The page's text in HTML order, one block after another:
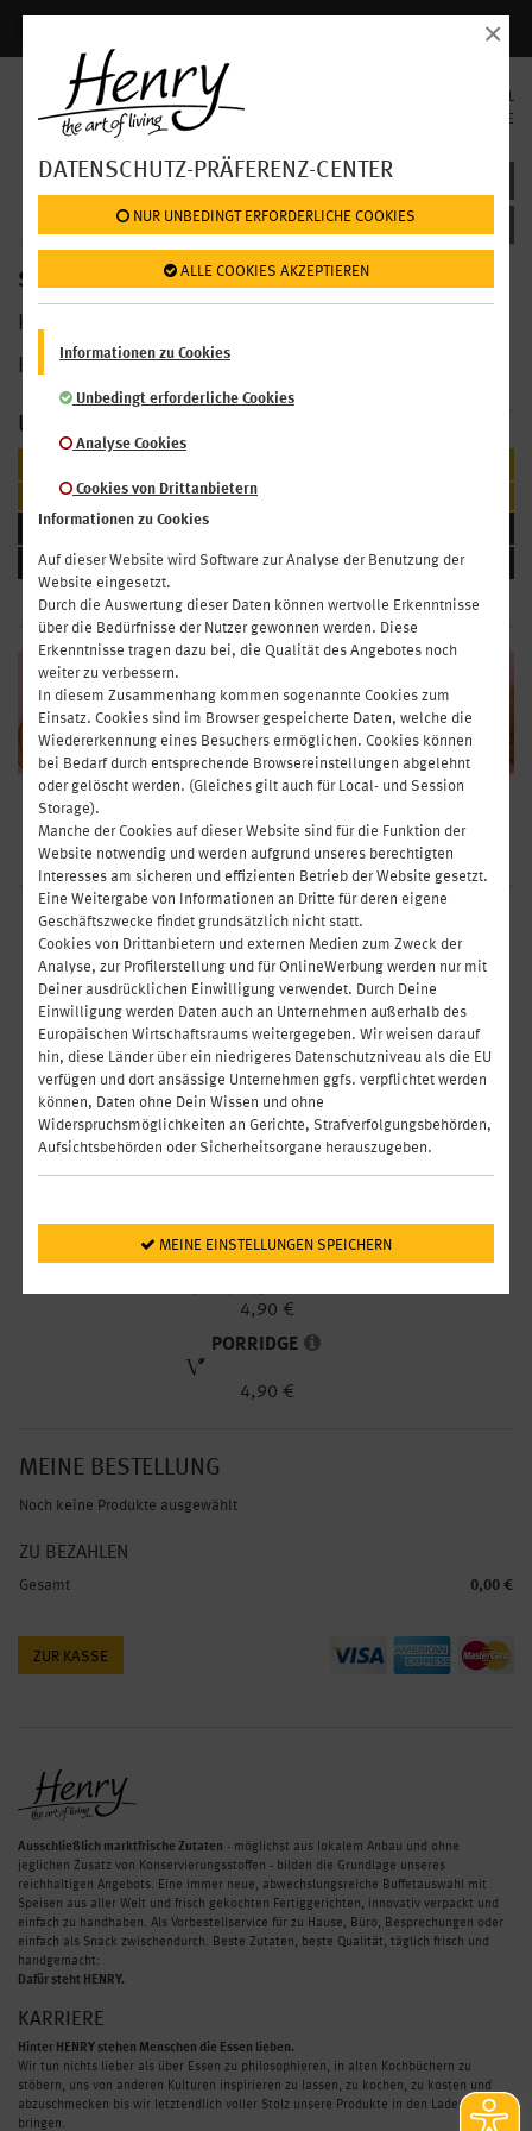
DATENSCHUTZ-PRÄFERENZ-CENTER
NUR UNBEDINGT ERFORDERLICHE COOKIES
ALLE COOKIES AKZEPTIEREN
Informationen zu Cookies
Unbedingt erforderliche Cookies
Analyse Cookies
Cookies von Drittanbietern
Informationen zu Cookies
Auf dieser Website wird Software zur Analyse der Benutzung der
Website eingesetzt.
Durch die Auswertung dieser Daten können wertvolle Erkenntnisse
über die Bedürfnisse der Nutzer gewonnen werden. Diese
Erkenntnisse tragen dazu bei, die Qualität des Angebotes noch
weiter zu verbessern.
In diesem Zusammenhang kommen sogenannte Cookies zum
Einsatz. Cookies sind im Browser gespeicherte Daten, welche die
Wiedererkennung eines Besuchers ermöglichen. Cookies können
bei Bedarf durch entsprechende Browsereinstellungen abgelehnt
oder gelöscht werden. (Gleiches gilt auch für Local- und Session
Storage).
Manche der Cookies auf dieser Website sind für die Funktion der
Website notwendig und werden aufgrund unseres berechtigten
Interesses am sicheren und effizienten Betrieb der Website gesetzt.
Eine Weitergabe von Informationen an Dritte für deren eigene
Geschäftszwecke findet grundsätzlich nicht statt.
Cookies von Drittanbietern und externen Medien zum Zweck der
Analyse, zur Profilerstellung und für OnlineWerbung werden nur mit
Deiner ausdrücklichen Einwilligung verwendet. Durch Deine
Einwilligung werden Daten auch an Unternehmen außerhalb des
Europäischen Wirtschaftsraums weitergegeben. Wir weisen darauf
hin, diese Länder über ein niedrigeres Datenschutzniveau als die EU
verfügen und dort ansässige Unternehmen ggfs. verpflichtet werden
können, Daten ohne Dein Wissen und ohne
Widerspruchsmöglichkeiten an Gerichte, Strafverfolgungsbehörden,
Aufsichtsbehörden oder Sicherheitsorgane herauszugeben.
MEINE EINSTELLUNGEN SPEICHERN
×
SPEISEKARTE BILLA: CROISSANTS & CO
SPRACHAUSWAHL
DE
SPEISEKARTE >
HENRY Restaurants im Billa
HENRY Market imAKH
UNSER ANGEBOT
Croissants & Co
GETRÄNKE
Französische Frühstücksfreuden und österreichische Gebäckklassiker –
zum Eintauchen in den Milchkaffee oder Einfach-so-Genießen! Wenn der
Morgen so beginnt, hat die schlechte Laune keine Chance.
ORIGINAL DEMEL CROISSANT
3,50 €
DEMEL'S PAIN AU CHOCOLAT
3,90 €
VANILLESCHNECKE
3,90 €
FRISCH GEBACKENES BAGUETTE
0,95 €
PORRIDGE VEGAN
4,90 €
PORRIDGE
4,90 €
MEINE BESTELLUNG
Noch keine Produkte ausgewählt
ZU BEZAHLEN
Gesamt 0,00 €
ZUR KASSE
Ausschließlich marktfrische Zutaten - möglichst aus lokalem Anbau und ohne
jeglichen Zusatz von Konservierungsstoffen - bilden die Grundlage unseres
reichhaltigen Angebots. Eine immer neue, abwechslungsreiche Buffetauswahl mit
Speisen aus aller Welt und frisch gekochten Fertiggerichten, innovativ verpackt und
einfach zu handhaben. Als Vorbestellservice für zu Hause, Büro, Besprechungen oder
einfach als Snack zwischendurch. Beste Zutaten, beste Qualität, täglich frisch und
handgemacht:
Dafür steht HENRY.
KARRIERE
Hinter HENRY stehen Menschen die Essen lieben.
Wir tun nichts lieber als über Essen zu philosophieren, in alten Kochbüchern zu
stöbern, uns von anderen Kulturen inspirieren zu lassen, zu kochen, zu kosten und
abzuschmecken bis wir letztendlich voller Stolz unsere Produkte in den Laden
bringen.